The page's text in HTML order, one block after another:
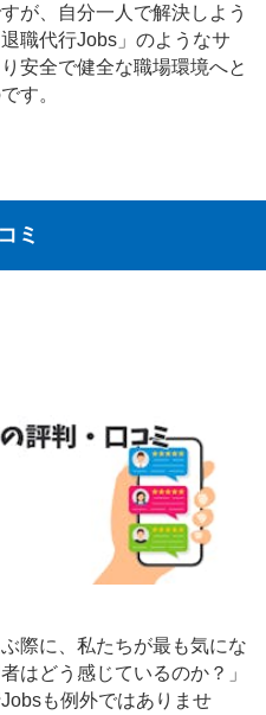
が、自分一人で解決しよう
職代行Jobs」のようなサ
安全で健全な職場環境へと
す。
ミ
際に、私たちが最も気にな
はどう感じているのか？」
も例外ではありませ